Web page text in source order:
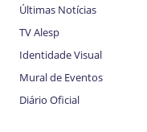
Últimas Notícias
TV Alesp
Identidade Visual
Mural de Eventos
Diário Oficial